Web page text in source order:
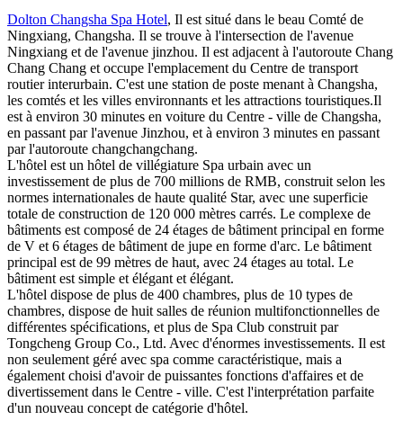
Dolton Changsha Spa Hotel, Il est situé dans le beau Comté de
Ningxiang, Changsha. Il se trouve à l'intersection de l'avenue
Ningxiang et de l'avenue jinzhou. Il est adjacent à l'autoroute Chang
Chang Chang et occupe l'emplacement du Centre de transport
routier interurbain. C'est une station de poste menant à Changsha,
les comtés et les villes environnants et les attractions touristiques.Il
est à environ 30 minutes en voiture du Centre - ville de Changsha,
en passant par l'avenue Jinzhou, et à environ 3 minutes en passant
par l'autoroute changchangchang.
L'hôtel est un hôtel de villégiature Spa urbain avec un
investissement de plus de 700 millions de RMB, construit selon les
normes internationales de haute qualité Star, avec une superficie
totale de construction de 120 000 mètres carrés. Le complexe de
bâtiments est composé de 24 étages de bâtiment principal en forme
de V et 6 étages de bâtiment de jupe en forme d'arc. Le bâtiment
principal est de 99 mètres de haut, avec 24 étages au total. Le
bâtiment est simple et élégant et élégant.
L'hôtel dispose de plus de 400 chambres, plus de 10 types de
chambres, dispose de huit salles de réunion multifonctionnelles de
différentes spécifications, et plus de Spa Club construit par
Tongcheng Group Co., Ltd. Avec d'énormes investissements. Il est
non seulement géré avec spa comme caractéristique, mais a
également choisi d'avoir de puissantes fonctions d'affaires et de
divertissement dans le Centre - ville. C'est l'interprétation parfaite
d'un nouveau concept de catégorie d'hôtel.